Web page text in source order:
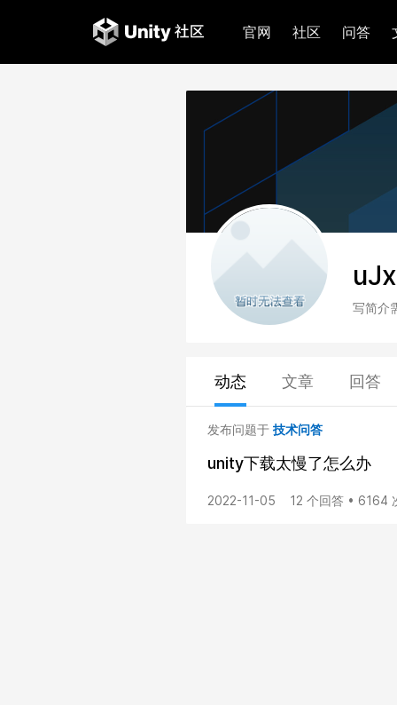
官网 社区 问答
写简介
动态 文章 回答
发布问题于 技术问答
unity下载太慢了怎么办
2022-11-05 12 个回答 • 6164